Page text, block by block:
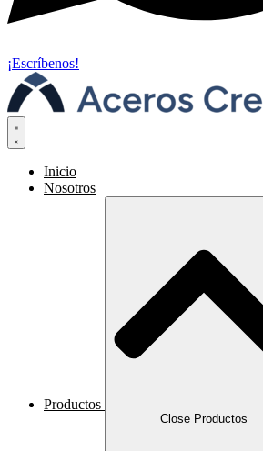
¡Escríbenos!
Inicio
Nosotros
Productos
Close Productos